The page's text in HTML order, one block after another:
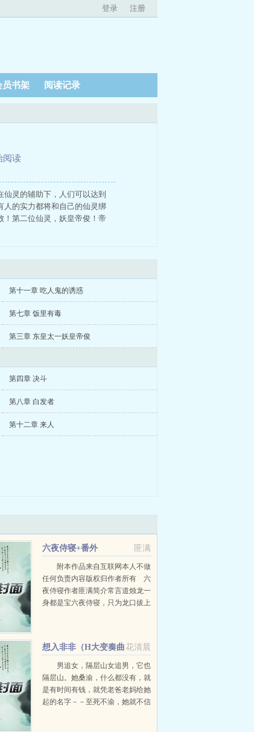
登录 注册
员书架 阅读记录
阅读
灵的辅助下，人们可以达到
人的实力都将和自己的仙灵绑
！第二位仙灵，妖皇帝俊！帝
第十一章 吃人鬼的诱惑
第七章 饭里有毒
第三章 东皇太一妖皇帝俊
第四章 决斗
第八章 白发者
第十二章 来人
匪满
六夜侍寝+番外
附本作品来自互联网本人不做
任何负责内容版权归作者所有 六
夜侍寝作者匪满简介常言道烛龙一
身都是宝六夜侍寝，只为龙口拔上
花清晨
想入非非（H大变奏曲
第一部）+番外
男追女，隔层山女追男，它也
隔层山。她桑渝，什么都没有，就
是有时间有钱，就凭老爸老妈给她
起的名字－－至死不渝，她就不信